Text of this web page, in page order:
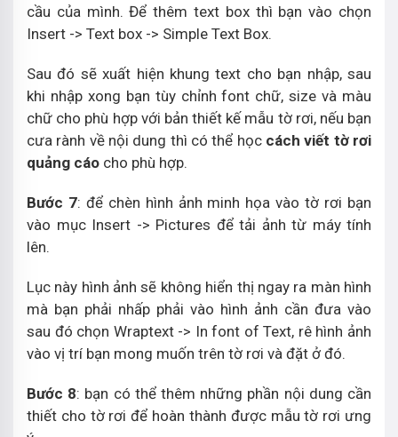
cầu của mình. Để thêm text box thì bạn vào chọn
Insert -> Text box -> Simple Text Box.
Sau đó sẽ xuất hiện khung text cho bạn nhập, sau
khi nhập xong bạn tùy chỉnh font chữ, size và màu
chữ cho phù hợp với bản thiết kế mẫu tờ rơi, nếu bạn
cưa rành về nội dung thì có thể học cách viết tờ rơi
quảng cáo cho phù hợp.
Bước 7: để chèn hình ảnh minh họa vào tờ rơi bạn
vào mục Insert -> Pictures để tải ảnh từ máy tính
lên.
Lục này hình ảnh sẽ không hiển thị ngay ra màn hình
mà bạn phải nhấp phải vào hình ảnh cần đưa vào
sau đó chọn Wraptext -> In font of Text, rê hình ảnh
vào vị trí bạn mong muốn trên tờ rơi và đặt ở đó.
Bước 8: bạn có thể thêm những phần nội dung cần
thiết cho tờ rơi để hoàn thành được mẫu tờ rơi ưng